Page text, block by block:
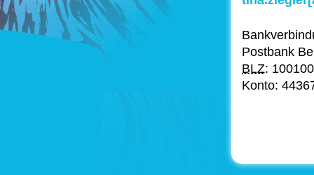
Postbank
BLZ:
Konto: